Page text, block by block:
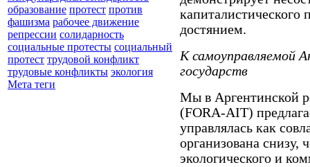
образование протест против
фашизма рабочее движение
репрессии солидарность
социальные протесты социальный
протест трудовой конфликт
трудовые конфликты экология
Мета теги
достянием.
К самоуправляемой
государств
Мы в Аргентинской
(FORA-AIT)
управлялась как
организована снизу,
экологического и